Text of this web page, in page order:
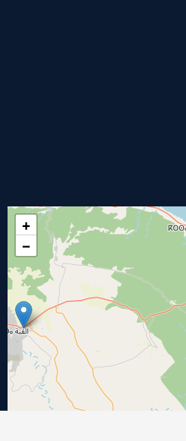
+
−